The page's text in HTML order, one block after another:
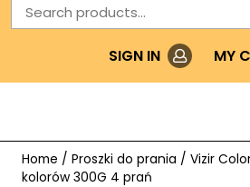
Search
for:
SIGN IN Login
MY
Home / Proszki do prania / Vizir
kolorów 300G 4 prań